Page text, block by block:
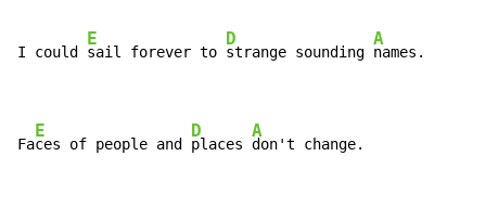
I could
E
sail forever to
D
strange sounding
A
names.
Fa
E
ces of people and
D
places
A
don't change.